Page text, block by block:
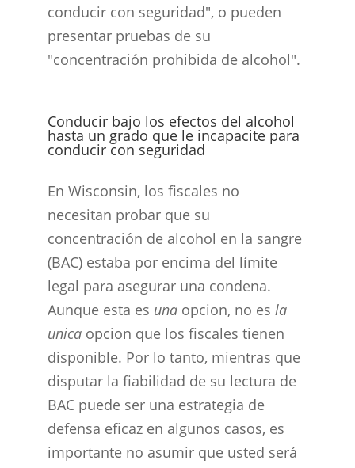
conducir con seguridad", o pueden
presentar pruebas de su
"concentración prohibida de alcohol".
Conducir bajo los efectos del alcohol
hasta un grado que le incapacite para
conducir con seguridad
En Wisconsin, los fiscales no
necesitan probar que su
concentración de alcohol en la sangre
(BAC) estaba por encima del límite
legal para asegurar una condena.
Aunque esta es una opcion, no esla
unica opcion que los fiscales tienen
disponible. Por lo tanto, mientras que
disputar la fiabilidad de su lectura de
BAC puede ser una estrategia de
defensa eficaz en algunos casos, es
importante no asumir que usted será